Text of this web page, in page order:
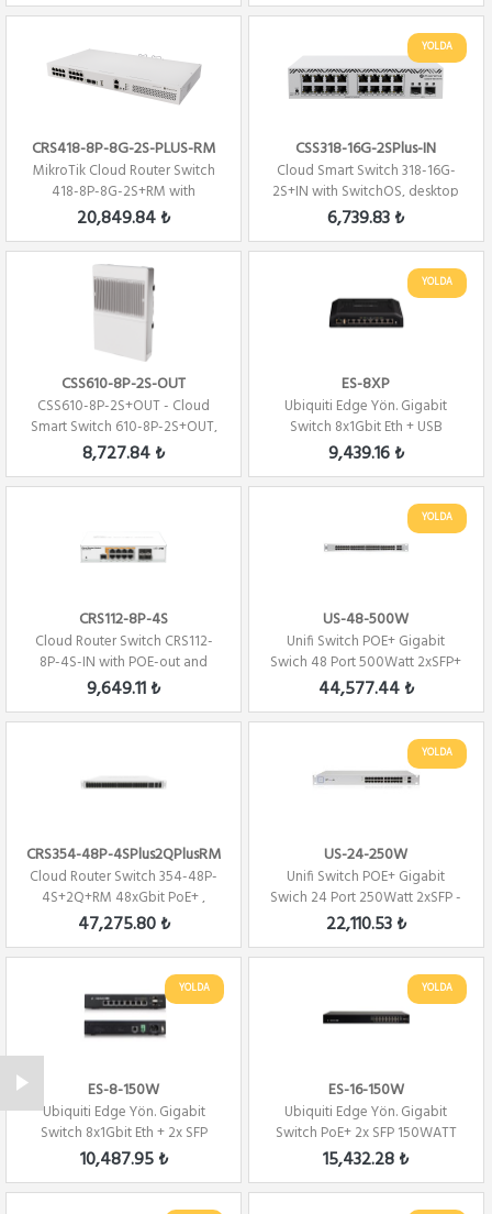
CRS418-8P-8G-2S-PLUS-RM
MikroTik Cloud Router Switch
418-8P-8G-2S+RM with
RouterOS L5, rac...
20,849.84 ₺
YOLDA
CSS318-16G-2SPlus-IN
Cloud Smart Switch 318-16G-
2S+IN with SwitchOS, desktop
case
6,739.83 ₺
CSS610-8P-2S-OUT
CSS610-8P-2S+OUT - Cloud
Smart Switch 610-8P-2S+OUT,
(Poe Switch)
8,727.84 ₺
YOLDA
ES-8XP
Ubiquiti Edge Yön. Gigabit
Switch 8x1Gbit Eth + USB
150Watt
9,439.16 ₺
CRS112-8P-4S
Cloud Router Switch CRS112-
8P-4S-IN with POE-out and
with RouterOS L5
9,649.11 ₺
YOLDA
US-48-500W
Unifi Switch POE+ Gigabit
Swich 48 Port 500Watt 2xSFP+
2xSFP Yönet...
44,577.44 ₺
CRS354-48P-4SPlus2QPlusRM
Cloud Router Switch 354-48P-
4S+2Q+RM 48xGbit PoE+ ,
4xSFP+,2Qsfp+ ...
47,275.80 ₺
YOLDA
US-24-250W
Unifi Switch POE+ Gigabit
Swich 24 Port 250Watt 2xSFP -
Yönetilebi...
22,110.53 ₺
YOLDA
ES-8-150W
Ubiquiti Edge Yön. Gigabit
Switch 8x1Gbit Eth + 2x SFP
150Watt
10,487.95 ₺
YOLDA
ES-16-150W
Ubiquiti Edge Yön. Gigabit
Switch PoE+ 2x SFP 150WATT
15,432.28 ₺